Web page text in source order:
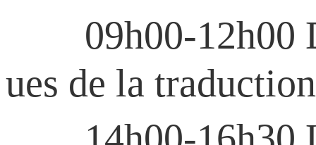
09h00-12h00
ues de la